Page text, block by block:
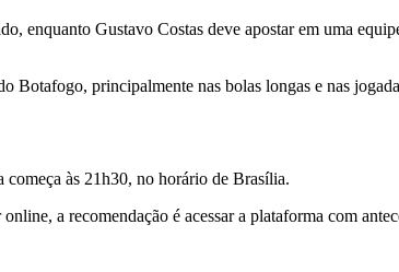
Gustavo Costas deve apostar em uma
Botafogo, principalmente nas bolas longas e nas
às 21h30, no horário de Brasília.
a recomendação é acessar a plataforma com